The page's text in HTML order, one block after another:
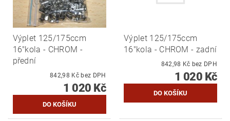
Výplet 125/175ccm
16"kola - CHROM -
přední
842,98 Kč bez DPH
1 020 Kč
Výplet 125/175ccm
16"kola - CHROM - zadní
842,98 Kč bez DPH
1 020 Kč